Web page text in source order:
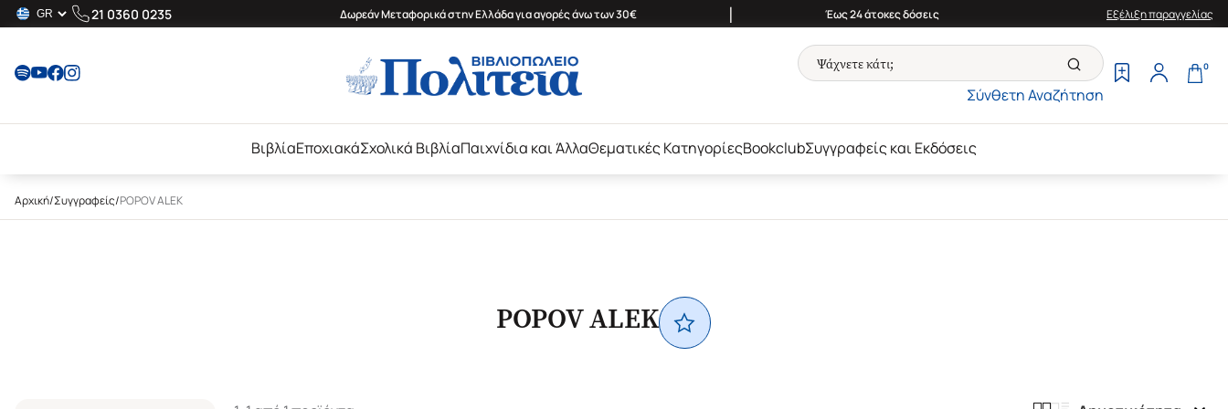
21 0360 0235 Δωρεάν Μεταφορικά στην Ελλάδα για αγορές άνω των 30€ | Έως 24 άτοκες δόσεις Εξέλιξη παραγγελίας
Σύνθετη Αναζήτηση
0
ΒιβλίαΕποχιακάΣχολικά ΒιβλίαΠαιχνίδια και ΆλλαΘεματικές ΚατηγορίεςBookclubΣυγγραφείς και Εκδόσεις
Αρχική/Συγγραφείς/POPOV ALEK
POPOV ALEK